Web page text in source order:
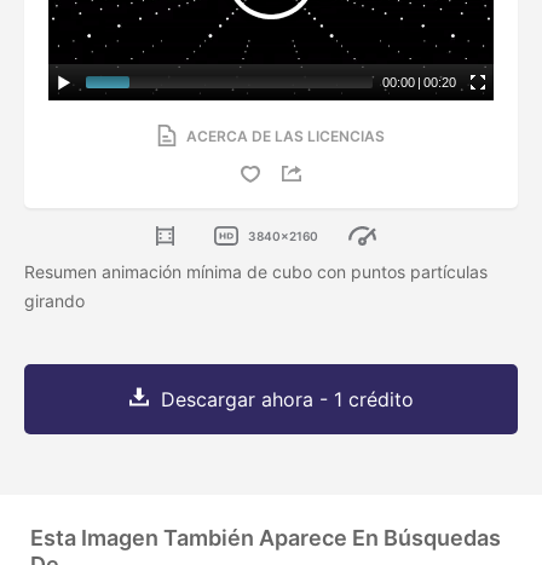
00:00 | 00:20
ACERCA DE LAS LICENCIAS
3840x2160
Resumen animación mínima de cubo con puntos partículas
girando
Descargar ahora - 1 crédito
Esta Imagen También Aparece En Búsquedas